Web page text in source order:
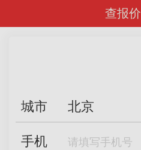
查报价
城市 北京
手机